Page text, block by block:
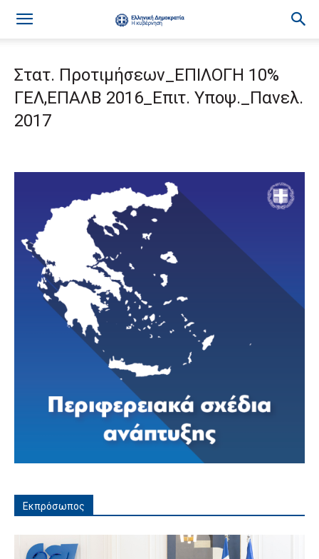
Στατ. Προτιμήσεων_ΕΠΙΛΟΓΗ 10%
ΓΕΛ,ΕΠΑΛΒ 2016_Επιτ. Υποψ._Πανελ.
2017
Εκπρόσωπος